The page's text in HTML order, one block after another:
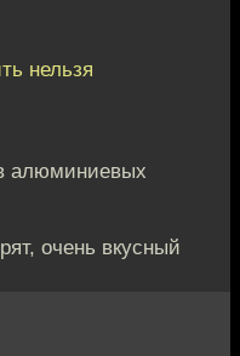
нельзя
алюминиевых
очень вкусный